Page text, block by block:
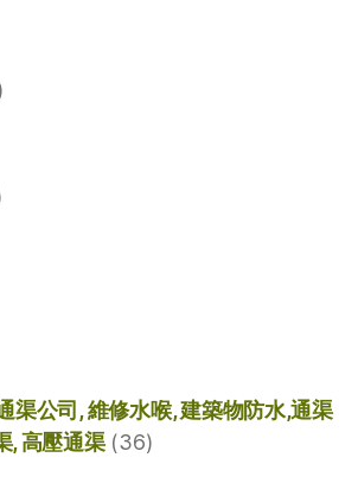
渠公司, 維修水喉, 建築物防水,通渠
, 高壓通渠(36)